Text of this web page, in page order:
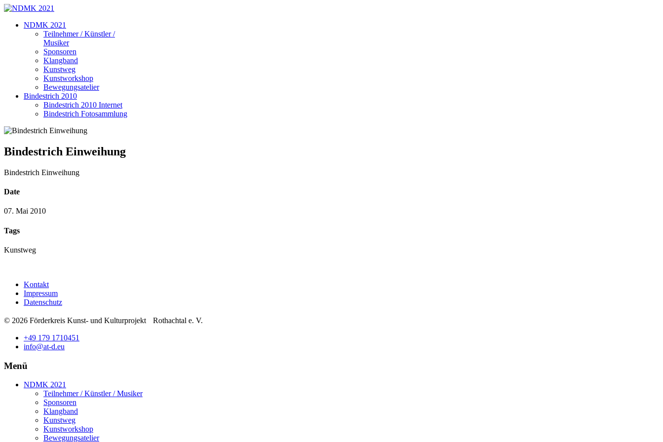
NDMK 2021
Teilnehmer / Künstler /
Musiker
Sponsoren
Klangband
Kunstweg
Kunstworkshop
Bewegungsatelier
Bindestrich 2010
Bindestrich 2010 Internet
Bindestrich Fotosammlung
Bindestrich Einweihung
Bindestrich Einweihung
Date
07. Mai 2010
Tags
Kunstweg
Kontakt
Impressum
Datenschutz
© 2026 Förderkreis Kunst- und Kulturprojekt Rothachtal e. V.
+49 179 1710451
info@at-d.eu
Menü
NDMK 2021
Teilnehmer / Künstler / Musiker
Sponsoren
Klangband
Kunstweg
Kunstworkshop
Bewegungsatelier